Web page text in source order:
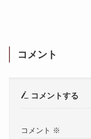
コメント
コメントする
コメント ※